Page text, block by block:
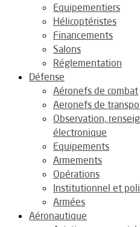
Equipementiers
Hélicoptéristes
Financements
Salons
Réglementation
Défense
Aéronefs de combat
Aeronefs de
Observation,
électronique
Equipements
Armements
Opérations
Institutionnel et
Armées
Aéronautique